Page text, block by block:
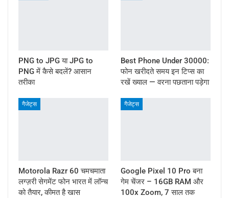
PNG to JPG या JPG to
PNG में कैसे बदलें? आसान
तरीका
Best Phone Under 30000:
फोन खरीदते समय इन टिप्स का
रखें ख्याल — वरना पछताना पड़ेगा
गैजेट्स
Motorola Razr 60 चमचमाता
लग्ज़री सेगमेंट फोन भारत में लॉन्च
को तैयार, कीमत है खास
गैजेट्स
Google Pixel 10 Pro बना
गेम चेंजर – 16GB RAM और
100x Zoom, 7 साल तक